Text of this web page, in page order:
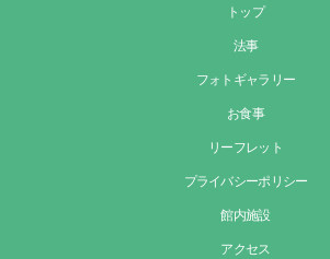
トップ
法事
フォトギャラリー
お食事
リーフレット
プライバシーポリシー
館内施設
アクセス